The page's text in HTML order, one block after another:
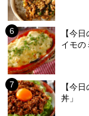
【今
イモの
【今
丼」